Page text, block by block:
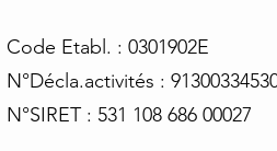
Code Etabl. : 0301902E
N°Décla.activités :
N°SIRET : 531 108 686 00027